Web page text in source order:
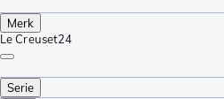
Merk
Le Creuset24
Serie